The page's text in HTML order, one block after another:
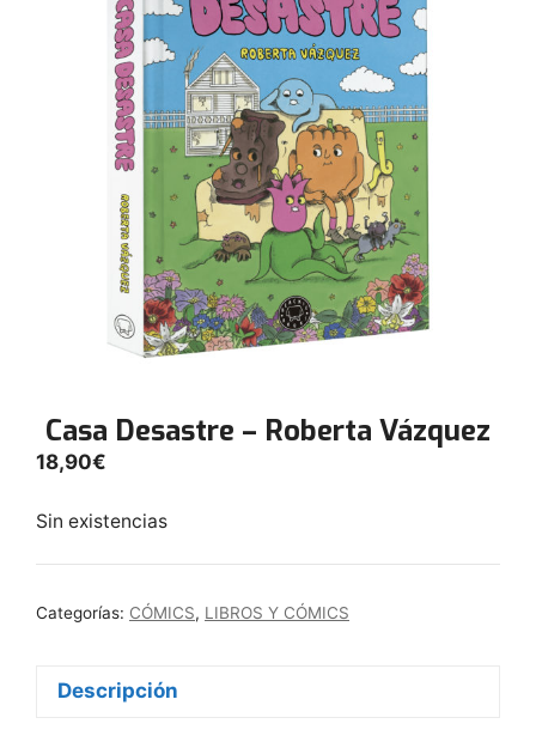
Casa Desastre – Roberta Vázquez
18,90€
Sin existencias
Categorías: CÓMICS, LIBROS Y CÓMICS
Descripción